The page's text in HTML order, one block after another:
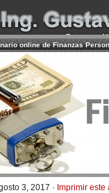
SERVICIOS
USUARIO
Inicio/Artículos / Facebook:
3, 2017 · Imprimir este
online de Finanzas